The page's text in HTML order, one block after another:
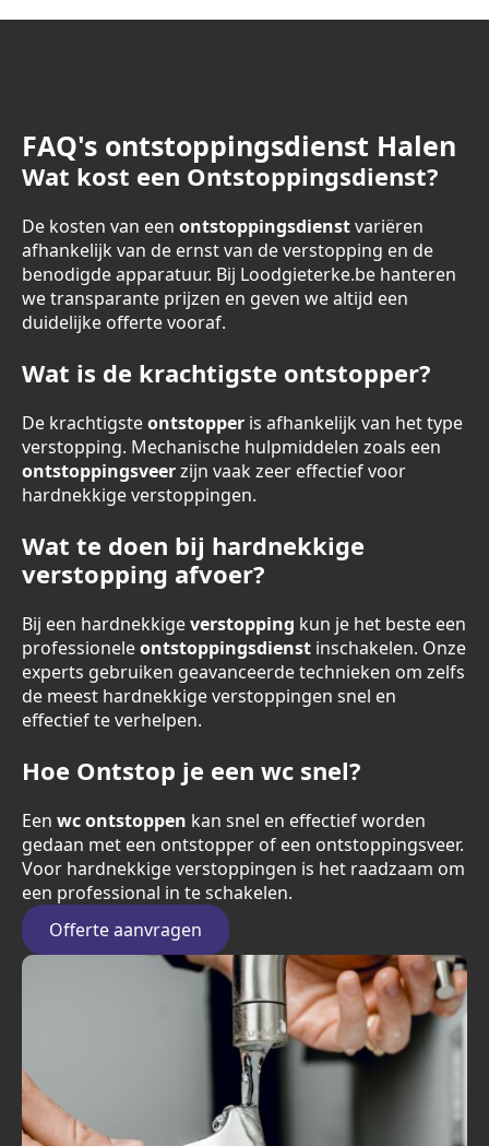
FAQ's ontstoppingsdienst Halen
Wat kost een Ontstoppingsdienst?
De kosten van een ontstoppingsdienstvariëren
afhankelijk van de ernst van de verstopping en de
benodigde apparatuur. Bij Loodgieterke.be hanteren
we transparante prijzen en geven we altijd een
duidelijke offerte vooraf.
Wat is de krachtigste ontstopper?
De krachtigsteontstopper is afhankelijk van het type
verstopping. Mechanische hulpmiddelen zoals een
ontstoppingsveerzijn vaak zeer effectief voor
hardnekkige verstoppingen.
Wat te doen bij hardnekkige
verstopping afvoer?
Bij een hardnekkigeverstopping kun je het beste een
professioneleontstoppingsdienst inschakelen. Onze
experts gebruiken geavanceerde technieken om zelfs
de meest hardnekkige verstoppingen snel en
effectief te verhelpen.
Hoe Ontstop je een wc snel?
Een wc ontstoppen kan snel en effectief worden
gedaan met een ontstopper of een ontstoppingsveer.
Voor hardnekkige verstoppingen is het raadzaam om
een professional in te schakelen.
Offerte aanvragen